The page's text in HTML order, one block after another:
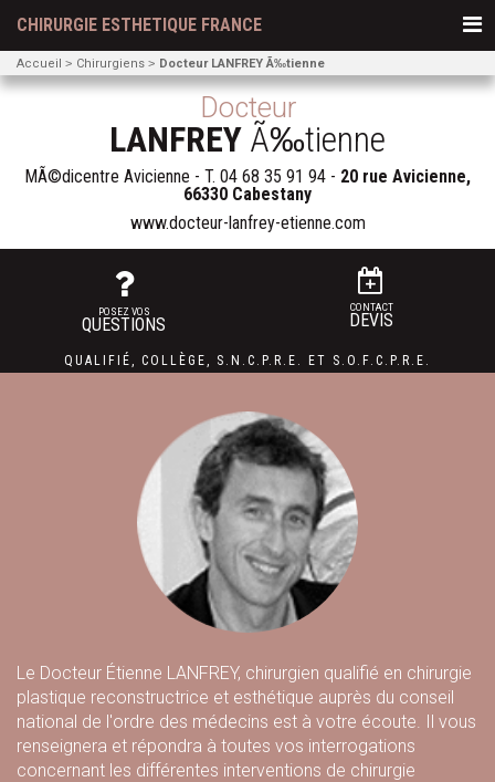
CHIRURGIE ESTHETIQUE FRANCE
Accueil Chirurgiens Docteur LANFREY Ã‰tienne
Docteur
LANFREY Ã‰tienne
MÃ©dicentre Avicienne - T. 04 68 35 91 94 - 20 rue Avicienne,
66330 Cabestany
www.docteur-lanfrey-etienne.com
POSEZ VOS
QUESTIONS
CONTACT
DEVIS
QUALIFIÉ, COLLÈGE, S.N.C.P.R.E. ET S.O.F.C.P.R.E.
Le Docteur Étienne LANFREY, chirurgien qualifié en chirurgie
plastique reconstructrice et esthétique auprès du conseil
national de l'ordre des médecins est à votre écoute. Il vous
renseignera et répondra à toutes vos interrogations
concernant les différentes interventions de chirurgie